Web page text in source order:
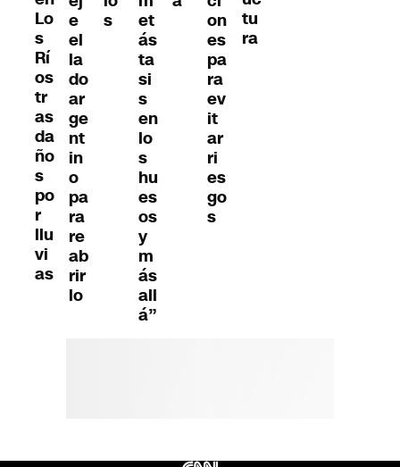
Lo
s
Rí
os
tr
as
da
ño
s
po
r
llu
vi
as
e
el
la
do
ar
ge
nt
in
o
pa
ra
re
ab
rir
lo
s
et
ás
ta
si
s
en
lo
s
hu
es
os
y
m
ás
all
á”
on
es
pa
ra
ev
it
ar
ri
es
go
s
tu
ra